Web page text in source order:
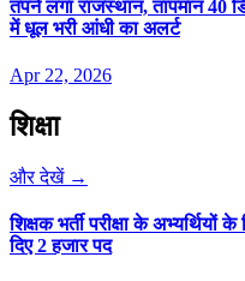
तपने लगा राजस्थान, तापमान 40
में धूल भरी आंधी का अलर्ट
Apr 22, 2026
शिक्षा
और देखें →
शिक्षक भर्ती परीक्षा के
दिए 2 हजार पद